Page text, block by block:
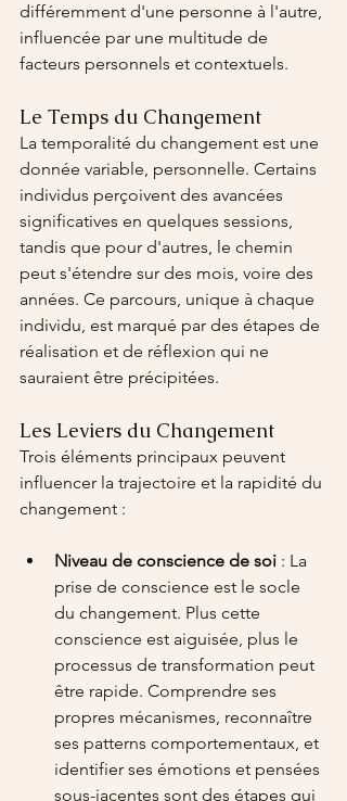
différemment d'une personne à l'autre,
influencée par une multitude de
facteurs personnels et contextuels.
Le Temps du Changement
La temporalité du changement est une
donnée variable, personnelle. Certains
individus perçoivent des avancées
significatives en quelques sessions,
tandis que pour d'autres, le chemin
peut s'étendre sur des mois, voire des
années. Ce parcours, unique à chaque
individu, est marqué par des étapes de
réalisation et de réflexion qui ne
sauraient être précipitées.
Les Leviers du Changement
Trois éléments principaux peuvent
influencer la trajectoire et la rapidité du
changement :
Niveau de conscience de soi : La
prise de conscience est le socle
du changement. Plus cette
conscience est aiguisée, plus le
processus de transformation peut
être rapide. Comprendre ses
propres mécanismes, reconnaître
ses patterns comportementaux, et
identifier ses émotions et pensées
sous-jacentes sont des étapes qui